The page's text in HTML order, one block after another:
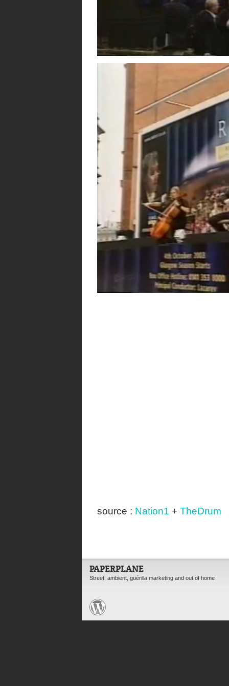
source : Nation1 + TheDrum
PAPERPLANE
Street, ambient, guérilla marketing and out of home